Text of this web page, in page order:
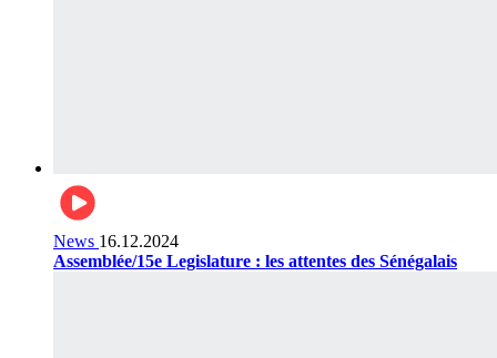
News 16.12.2024
Assemblée/15e Legislature : les attentes des Sénégalais